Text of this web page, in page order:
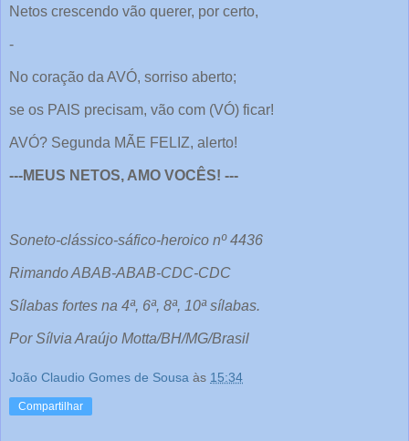
Netos crescendo vão querer, por certo,
-
No coração da AVÓ, sorriso aberto;
se os PAIS precisam, vão com (VÓ) ficar!
AVÓ? Segunda MÃE FELIZ, alerto!
---MEUS NETOS, AMO VOCÊS! ---
Soneto-clássico-sáfico-heroico nº 4436
Rimando ABAB-ABAB-CDC-CDC
Sílabas fortes na 4ª, 6ª, 8ª, 10ª sílabas.
Por Sílvia Araújo Motta/BH/MG/Brasil
João Claudio Gomes de Sousa às 15:34
Compartilhar